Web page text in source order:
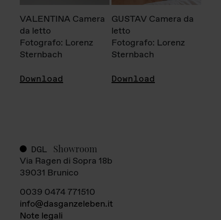
VALENTINA Camera
da letto
Fotografo: Lorenz
Sternbach
Download
GUSTAV Camera da
letto
Fotografo: Lorenz
Sternbach
Download
DGL Showroom
Via Ragen di Sopra 18b
39031 Brunico
0039 0474 771510
info@dasganzeleben.it
Note legali